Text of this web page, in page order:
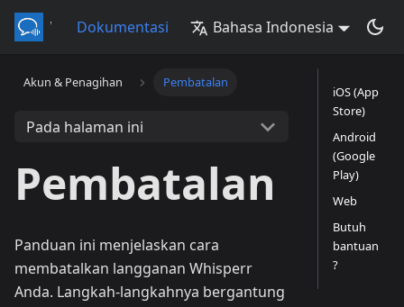
Dokumentasi Bahasa Indonesia
Akun & Penagihan Pembatalan
Pada halaman ini
Pembatalan
Panduan ini menjelaskan cara
membatalkan langganan Whisperr
Anda. Langkah-langkahnya bergantung
iOS (App
Store)
Android
(Google
Play)
Web
Butuh
bantuan
?